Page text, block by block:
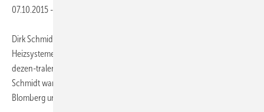
07.10.2015 -
Dirk Schmidt (42) avancierte zum technischen Leiter der Vacurant
Heizsysteme GmbH, Bad Lippspringe, Hersteller unter anderem von
dezen-tralen Hallenl체ftungen und -w채rmer체ckgewinnern.
Schmidt war bis Ende 2014 selbstst채ndiger TGA-Fachplaner in
Blomberg und wechselte Anfang 2015 zu Vacurant.